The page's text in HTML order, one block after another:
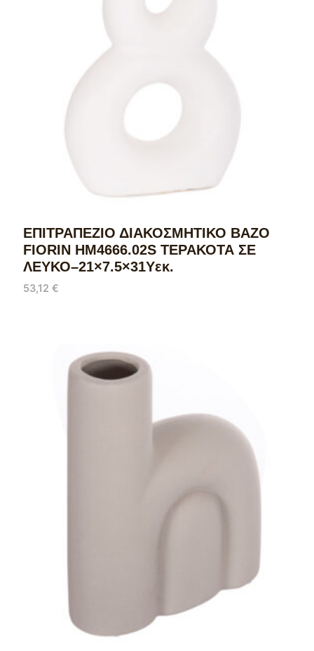
ΕΠΙΤΡΑΠΕΖΙΟ ΔΙΑΚΟΣΜΗΤΙΚΟ ΒΑΖΟ
FIORIN HM4666.02S ΤΕΡΑΚΟΤΑ ΣΕ
ΛΕΥΚΟ–21×7.5×31Υεκ.
53,12 €